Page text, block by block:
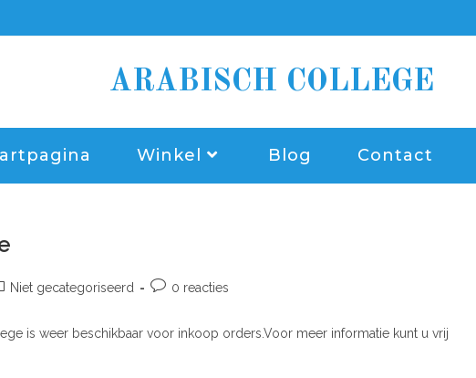
ARABISCH COLLEGE
Winkel Blog Contact
Niet gecategoriseerd 0 reacties
is weer beschikbaar voor inkoop orders.Voor meer informatie kunt u vrij